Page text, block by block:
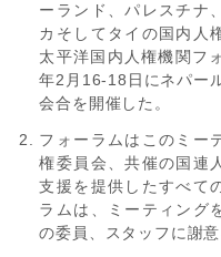
ーランド、パレスチナ
カそしてタイの国内人
太平洋国内人権機関フ
年2月16-18日にネパー
会合を開催した。
フォーラムはこのミー
権委員会、共催の国連
支援を提供したすべて
ラムは、ミーティング
の委員、スタッフに謝意